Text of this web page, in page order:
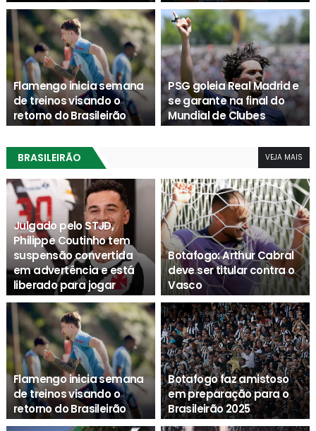
Agenda Esporte Agenda Esporte
Flamengo inicia semana
de treinos visando o
retorno do Brasileirão
PSG goleia Real Madrid e
se garante na final do
Mundial de Clubes
BRASILEIRÃO VEJA MAIS
Julgado pelo STJD,
Philippe Coutinho tem
suspensão convertida
em advertência e está
liberado para jogar
Agenda Esporte
Botafogo: Arthur Cabral
deve ser titular contra o
Vasco
Agenda Esporte
Flamengo inicia semana
de treinos visando o
retorno do Brasileirão
Agenda Esporte
Botafogo faz amistoso
em preparação para o
Brasileirão 2025
Agenda Esporte